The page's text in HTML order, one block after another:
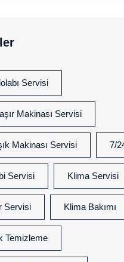
Servisi
Makinası Servisi
Makinası Servisi 7/
Servisi Klima Servisi
Servisi Klima Bakımı
Temizleme